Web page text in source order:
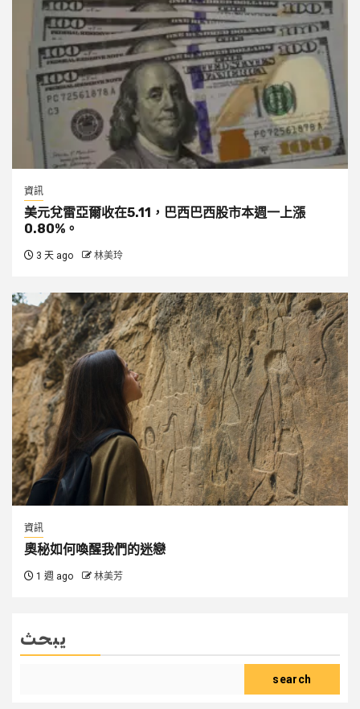
資訊
美元兌雷亞爾收在5.11，巴西巴西股市本週一上漲
0.80%。
3 天 ago 林美玲
資訊
奧秘如何喚醒我們的迷戀
1 週 ago 林美芳
يبحث
search